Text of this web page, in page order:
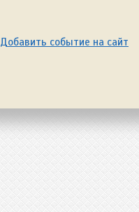
Добавить событие на сайт